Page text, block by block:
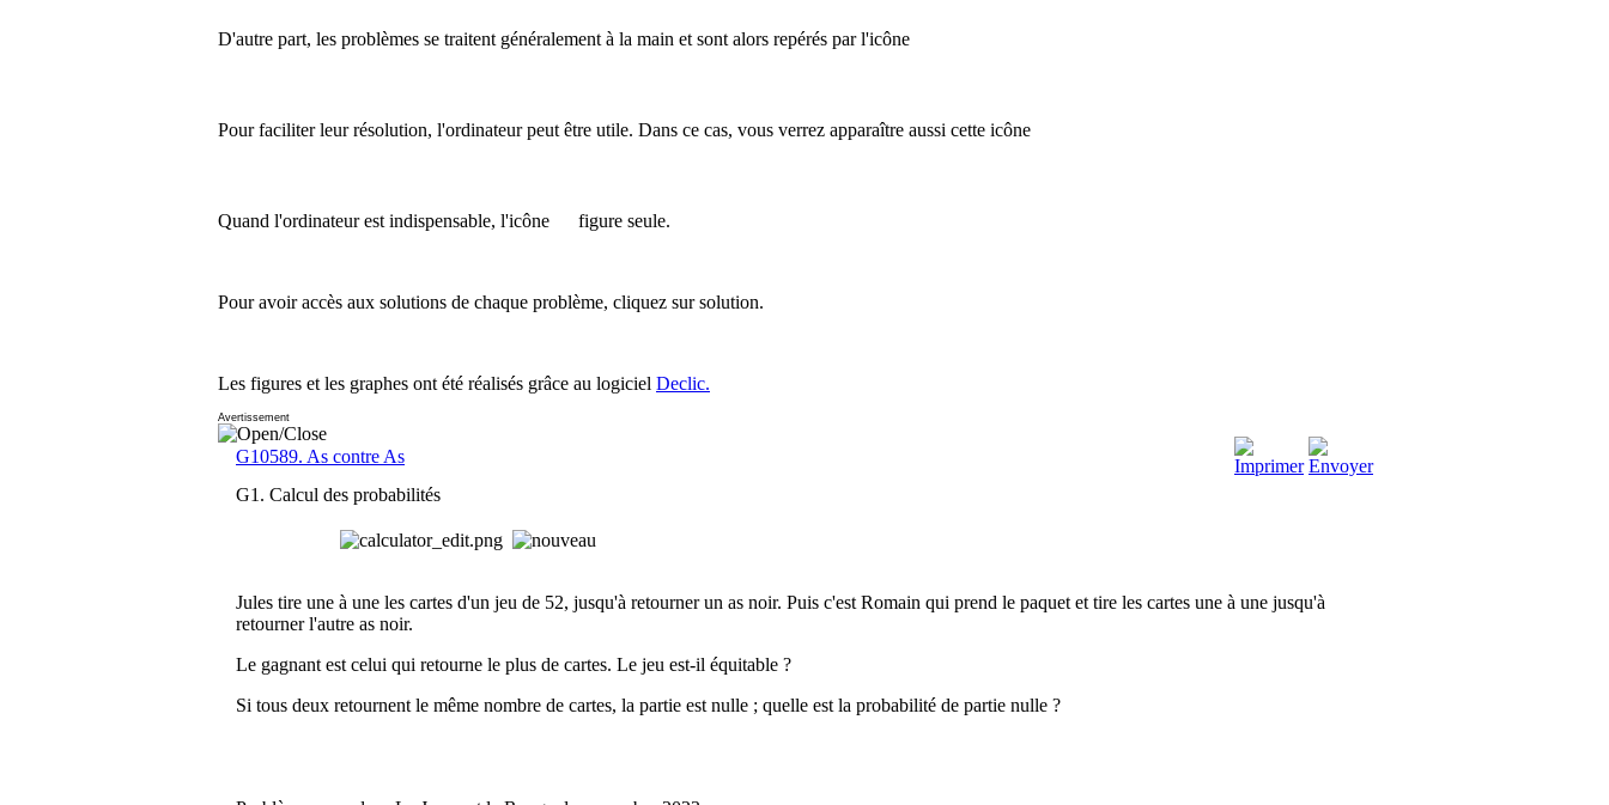
D'autre part, les problèmes se traitent généralement à la main et sont alors repérés par l'icône
Pour faciliter leur résolution, l'ordinateur peut être utile. Dans ce cas, vous verrez apparaître aussi cette icône
Quand l'ordinateur est indispensable, l'icône figure seule.
Pour avoir accès aux solutions de chaque problème, cliquez sur solution.
Les figures et les graphes ont été réalisés grâce au logiciel Declic.
Avertissement
G10589. As contre As
G1. Calcul des probabilités
Jules tire une à une les cartes d'un jeu de 52, jusqu'à retourner un as noir. Puis c'est Romain qui prend le paquet et tire les cartes une à une jusqu'à
retourner l'autre as noir.
Le gagnant est celui qui retourne le plus de cartes. Le jeu est-il équitable ?
Si tous deux retournent le même nombre de cartes, la partie est nulle ; quelle est la probabilité de partie nulle ?